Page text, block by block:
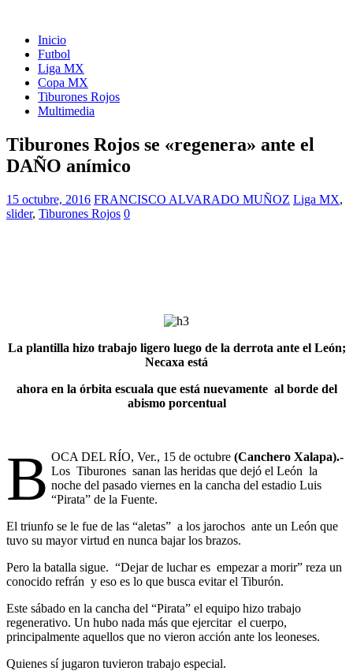
Inicio
Futbol
Liga MX
Copa MX
Tiburones Rojos
Multimedia
Tiburones Rojos se «regenera» ante el
DAÑO anímico
15 octubre, 2016 FRANCISCO ALVARADO MUÑOZ Liga MX,
slider, Tiburones Rojos 0
La plantilla hizo trabajo ligero luego de la derrota ante el León;
Necaxa está
ahora en la órbita escuala que está nuevamente al borde del
abismo porcentual
B OCA DEL RÍO, Ver., 15 de octubre (Canchero Xalapa).-
Los Tiburones sanan las heridas que dejó el León la
noche del pasado viernes en la cancha del estadio Luis
“Pirata” de la Fuente.
El triunfo se le fue de las “aletas” a los jarochos ante un León que
tuvo su mayor virtud en nunca bajar los brazos.
Pero la batalla sigue. “Dejar de luchar es empezar a morir” reza un
conocido refrán y eso es lo que busca evitar el Tiburón.
Este sábado en la cancha del “Pirata” el equipo hizo trabajo
regenerativo. Un hubo nada más que ejercitar el cuerpo,
principalmente aquellos que no vieron acción ante los leoneses.
Quienes sí jugaron tuvieron trabajo especial.